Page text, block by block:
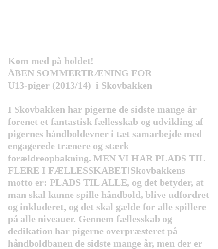
Kom med på holdet!
ÅBEN SOMMERTRÆNING FOR
U13-piger (2013/14) i Skovbakken
I Skovbakken har pigerne de sidste mange år
forenet et fantastisk fællesskab og udvikling af
pigernes håndboldevner i tæt samarbejde med
engagerede trænere og stærk
forældreopbakning. MEN VI HAR PLADS TIL
FLERE I FÆLLESSKABET!Skovbakkens
motto er: PLADS TIL ALLE, og det betyder, at
man skal kunne spille håndbold, blive udfordret
og inkluderet, og det skal gælde for alle spillere
på alle niveauer. Gennem fællesskab og
dedikation har pigerne overpræsteret på
håndboldbanen de sidste mange år, men der er